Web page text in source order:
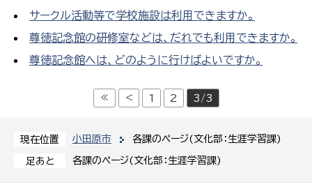
現在位置 小田原市 各課のページ(文化部：生涯学習課)
足あと 各課のページ(文化部：生涯学習課)
サークル活動等で学校施設は利用できますか。
尊徳記念館の研修室などは、だれでも利用できますか。
尊徳記念館へは、どのように行けばよいですか。
≪ < 1 2 3/3